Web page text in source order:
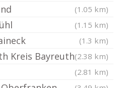
(1.05 km)
(1.15 km)
(1.3 km)
Kreis Bayreuth(2.38 km)
(2.81 km)